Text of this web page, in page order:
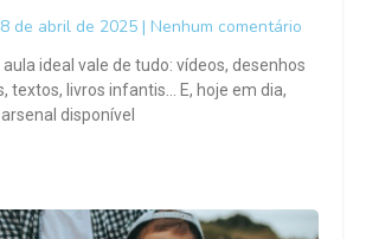
8 de abril de 2025 Nenhum comentário
ideal vale de tudo: vídeos, desenhos
textos, livros infantis… E, hoje em dia,
disponível